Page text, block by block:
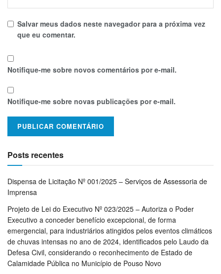
Salvar meus dados neste navegador para a próxima vez
que eu comentar.
Notifique-me sobre novos comentários por e-mail.
Notifique-me sobre novas publicações por e-mail.
Posts recentes
Dispensa de Licitação Nº 001/2025 – Serviços de Assessoria de
Imprensa
Projeto de Lei do Executivo Nº 023/2025 – Autoriza o Poder
Executivo a conceder benefício excepcional, de forma
emergencial, para industriários atingidos pelos eventos climáticos
de chuvas intensas no ano de 2024, identificados pelo Laudo da
Defesa Civil, considerando o reconhecimento de Estado de
Calamidade Pública no Município de Pouso Novo